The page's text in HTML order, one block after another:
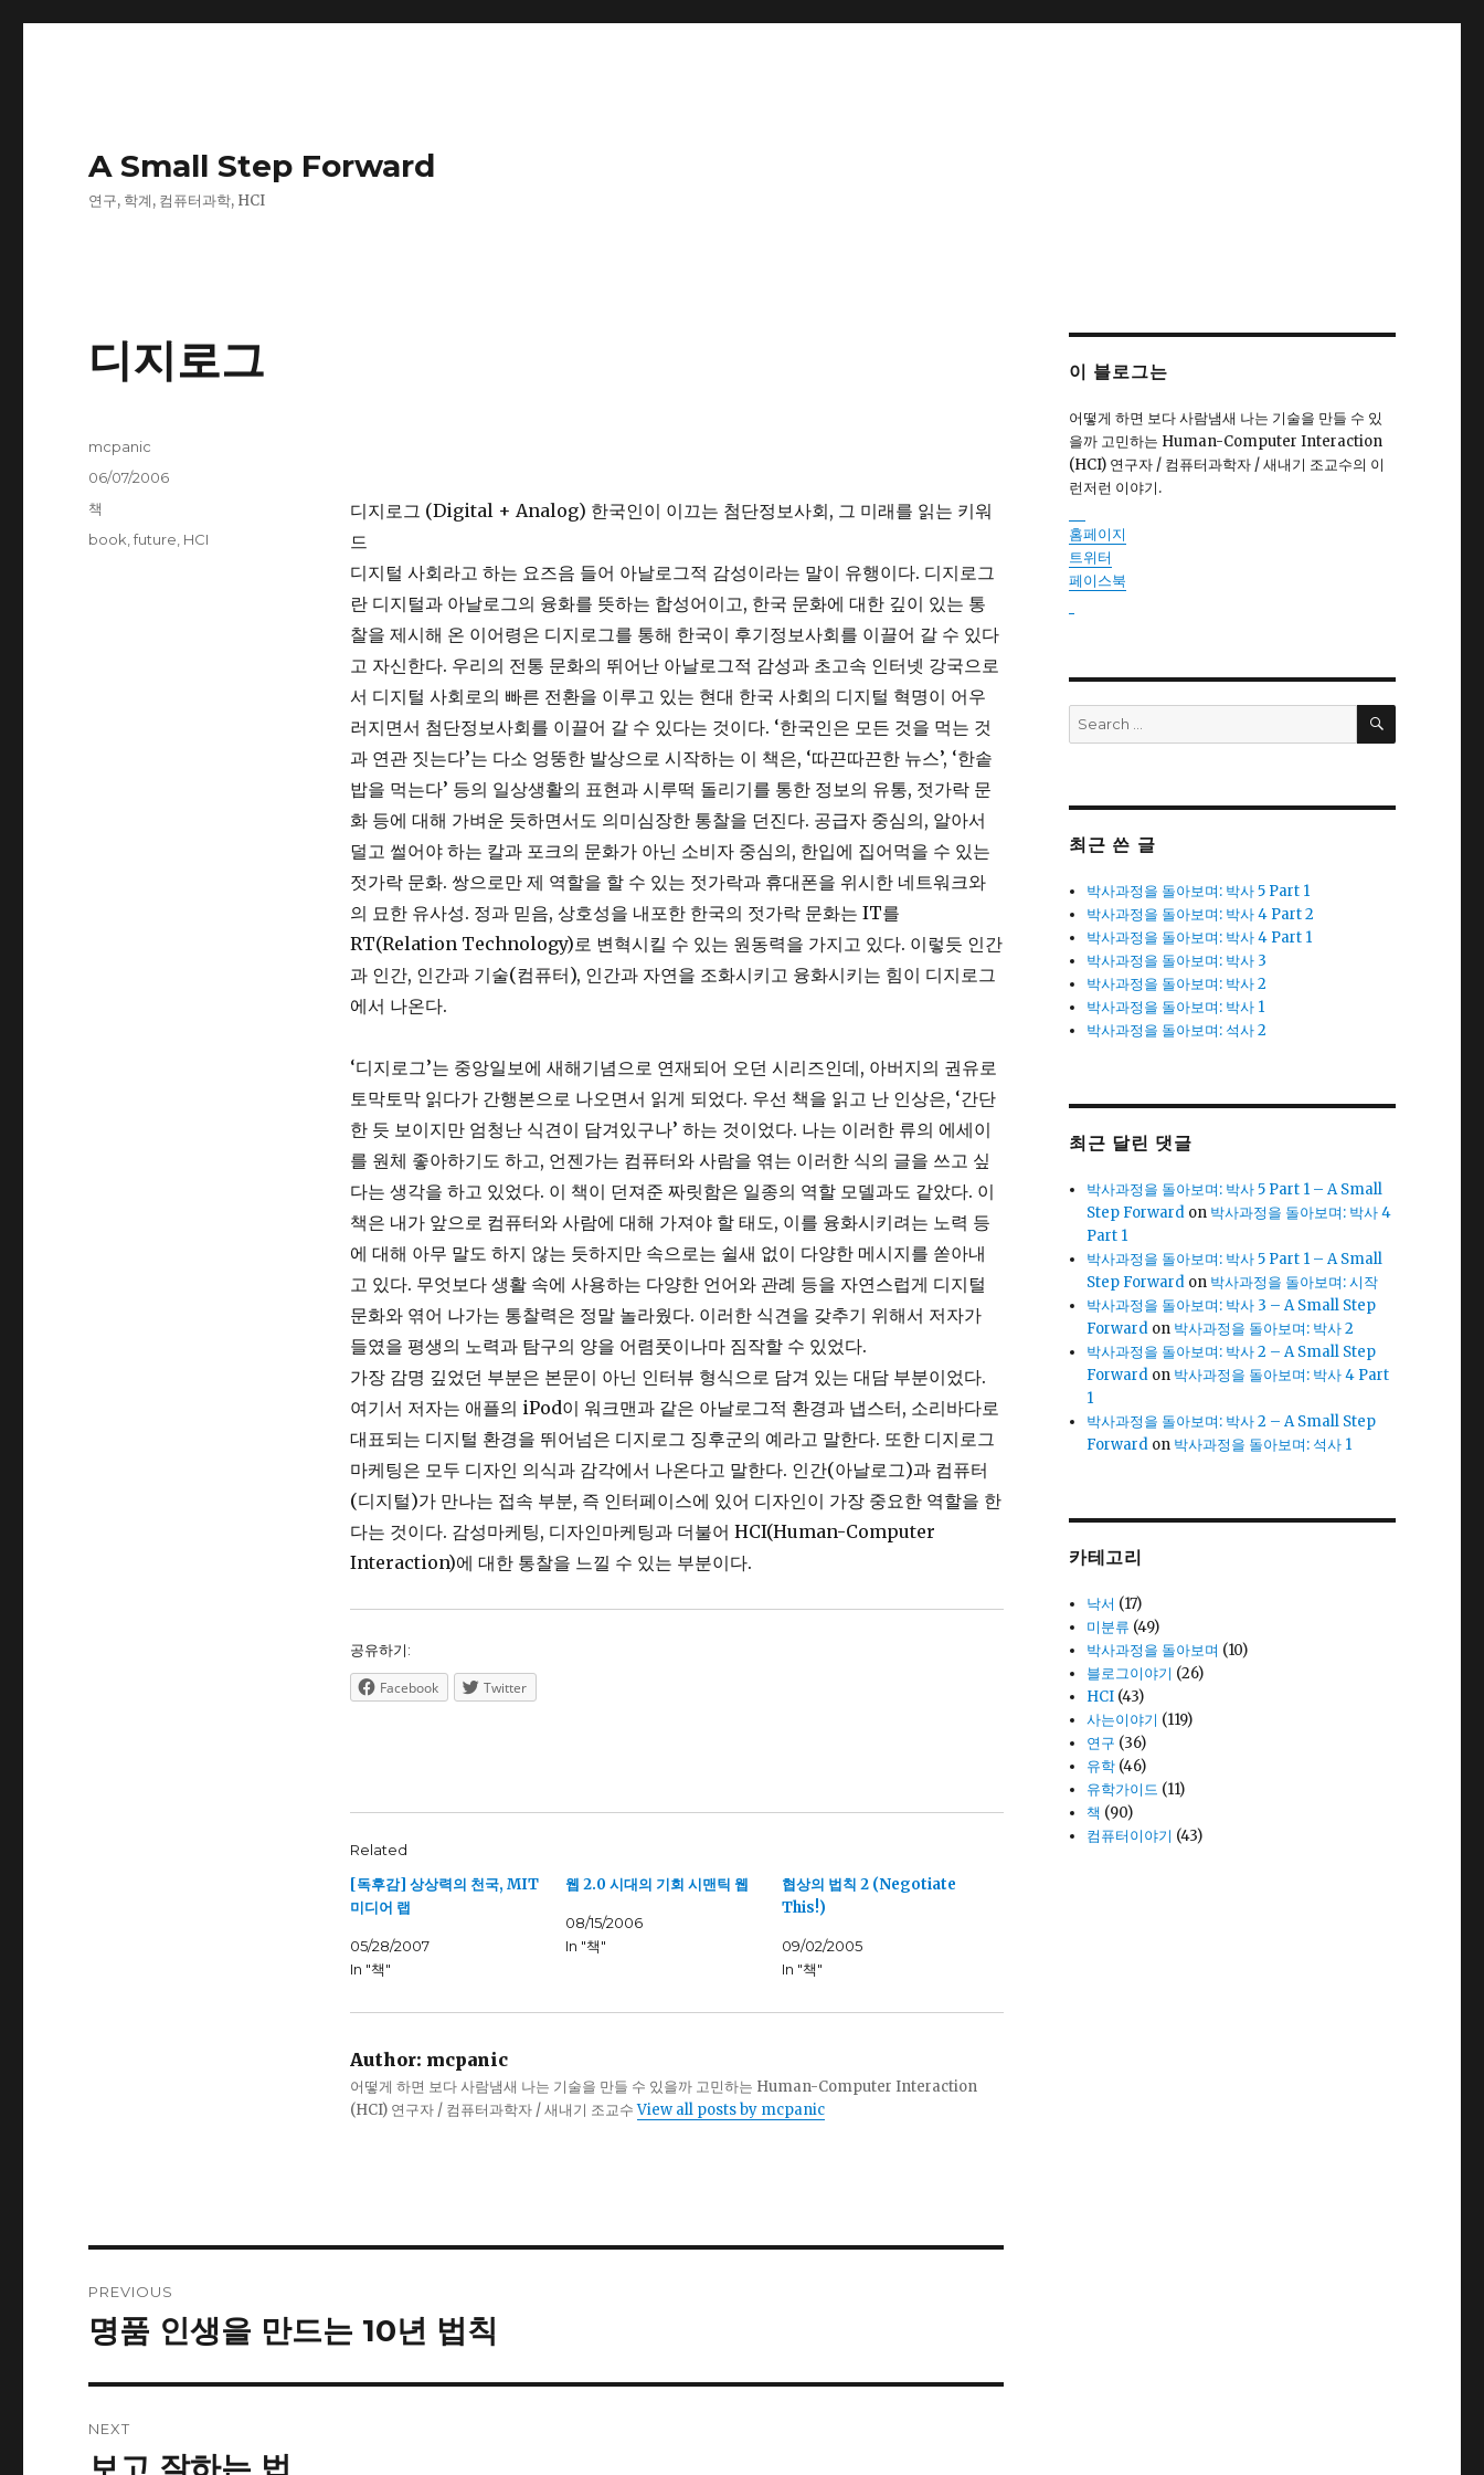
A Small Step Forward
연구, 학계, 컴퓨터과학, HCI
디지로그
디지로그 (Digital + Analog) 한국인이 이끄는 첨단정보사회, 그 미래를 읽는 키워
드
디지털 사회라고 하는 요즈음 들어 아날로그적 감성이라는 말이 유행이다. 디지로그
란 디지털과 아날로그의 융화를 뜻하는 합성어이고, 한국 문화에 대한 깊이 있는 통
찰을 제시해 온 이어령은 디지로그를 통해 한국이 후기정보사회를 이끌어 갈 수 있다
고 자신한다. 우리의 전통 문화의 뛰어난 아날로그적 감성과 초고속 인터넷 강국으로
서 디지털 사회로의 빠른 전환을 이루고 있는 현대 한국 사회의 디지털 혁명이 어우
러지면서 첨단정보사회를 이끌어 갈 수 있다는 것이다. ‘한국인은 모든 것을 먹는 것
과 연관 짓는다’는 다소 엉뚱한 발상으로 시작하는 이 책은, ‘따끈따끈한 뉴스’, ‘한솥
밥을 먹는다’ 등의 일상생활의 표현과 시루떡 돌리기를 통한 정보의 유통, 젓가락 문
화 등에 대해 가벼운 듯하면서도 의미심장한 통찰을 던진다. 공급자 중심의, 알아서
덜고 썰어야 하는 칼과 포크의 문화가 아닌 소비자 중심의, 한입에 집어먹을 수 있는
젓가락 문화. 쌍으로만 제 역할을 할 수 있는 젓가락과 휴대폰을 위시한 네트워크와
의 묘한 유사성. 정과 믿음, 상호성을 내포한 한국의 젓가락 문화는 IT를
RT(Relation Technology)로 변혁시킬 수 있는 원동력을 가지고 있다. 이렇듯 인간
과 인간, 인간과 기술(컴퓨터), 인간과 자연을 조화시키고 융화시키는 힘이 디지로그
에서 나온다.
‘디지로그’는 중앙일보에 새해기념으로 연재되어 오던 시리즈인데, 아버지의 권유로
토막토막 읽다가 간행본으로 나오면서 읽게 되었다. 우선 책을 읽고 난 인상은, ‘간단
한 듯 보이지만 엄청난 식견이 담겨있구나’ 하는 것이었다. 나는 이러한 류의 에세이
를 원체 좋아하기도 하고, 언젠가는 컴퓨터와 사람을 엮는 이러한 식의 글을 쓰고 싶
다는 생각을 하고 있었다. 이 책이 던져준 짜릿함은 일종의 역할 모델과도 같았다. 이
책은 내가 앞으로 컴퓨터와 사람에 대해 가져야 할 태도, 이를 융화시키려는 노력 등
에 대해 아무 말도 하지 않는 듯하지만 속으로는 쉴새 없이 다양한 메시지를 쏟아내
고 있다. 무엇보다 생활 속에 사용하는 다양한 언어와 관례 등을 자연스럽게 디지털
문화와 엮어 나가는 통찰력은 정말 놀라웠다. 이러한 식견을 갖추기 위해서 저자가
들였을 평생의 노력과 탐구의 양을 어렴풋이나마 짐작할 수 있었다.
가장 감명 깊었던 부분은 본문이 아닌 인터뷰 형식으로 담겨 있는 대담 부분이었다.
여기서 저자는 애플의 iPod이 워크맨과 같은 아날로그적 환경과 냅스터, 소리바다로
대표되는 디지털 환경을 뛰어넘은 디지로그 징후군의 예라고 말한다. 또한 디지로그
마케팅은 모두 디자인 의식과 감각에서 나온다고 말한다. 인간(아날로그)과 컴퓨터
(디지털)가 만나는 접속 부분, 즉 인터페이스에 있어 디자인이 가장 중요한 역할을 한
다는 것이다. 감성마케팅, 디자인마케팅과 더불어 HCI(Human-Computer
Interaction)에 대한 통찰을 느낄 수 있는 부분이다.
공유하기:
Facebook Twitter
Related
[독후감] 상상력의 천국, MIT
미디어 랩
05/28/2007
In "책"
웹 2.0 시대의 기회 시맨틱 웹
08/15/2006
In "책"
협상의 법칙 2 (Negotiate
This!)
09/02/2005
In "책"
Author: mcpanic
어떻게 하면 보다 사람냄새 나는 기술을 만들 수 있을까 고민하는 Human-Computer Interaction
(HCI) 연구자 / 컴퓨터과학자 / 새내기 조교수View all posts by mcpanic
Author
mcpanic
Posted
on
06/07/2006
Categories
책
Tags
book ,future HCI
navigation
PREVIOUS
Previous
명품 인생을 만드는 10년 법칙
NEXT
Next
보고 잘하는 법
이 블로그는
어떻게 하면 보다 사람냄새 나는 기술을 만들 수 있
을까 고민하는 Human-Computer Interaction
(HCI) 연구자 / 컴퓨터과학자 / 새내기 조교수의 이
런저런 이야기.
홈페이지
트위터
페이스북
Search
for:
SEARCH
최근 쓴 글
박사과정을 돌아보며: 박사 5 Part 1
박사과정을 돌아보며: 박사 4 Part 2
박사과정을 돌아보며: 박사 4 Part 1
박사과정을 돌아보며: 박사 3
박사과정을 돌아보며: 박사 2
박사과정을 돌아보며: 박사 1
박사과정을 돌아보며: 석사 2
최근 달린 댓글
박사과정을 돌아보며: 박사 5 Part 1 – A Small
Step Forward on 박사과정을 돌아보며: 박사 4
Part 1
박사과정을 돌아보며: 박사 5 Part 1 – A Small
Step Forward on 박사과정을 돌아보며: 시작
박사과정을 돌아보며: 박사 3 – A Small Step
Forward on 박사과정을 돌아보며: 박사 2
박사과정을 돌아보며: 박사 2 – A Small Step
Forward on 박사과정을 돌아보며: 박사 4 Part
1
박사과정을 돌아보며: 박사 2 – A Small Step
Forward on 박사과정을 돌아보며: 석사 1
카테고리
낙서 (17)
미분류 (49)
박사과정을 돌아보며 (10)
블로그이야기 (26)
HCI (43)
사는이야기 (119)
연구 (36)
유학 (46)
유학가이드 (11)
책 (90)
컴퓨터이야기 (43)